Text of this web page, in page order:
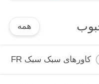
همه
کاورهای سبک سبک FR